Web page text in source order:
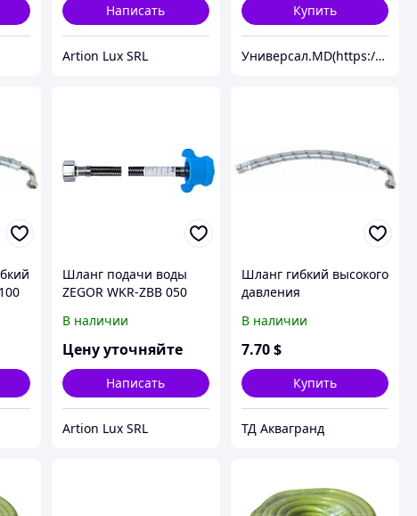
Написать
Artion Lux SRL
Купить
Универсал.MD(https://universal.prom.md/)
Шланг подачи воды
ZEGOR WKR-ZBB 050
В наличии
Цену уточняйте
Написать
Artion Lux SRL
Шланг гибкий высокого
давления
угловой
В наличии
7.70$
Купить
ТД Аквагранд